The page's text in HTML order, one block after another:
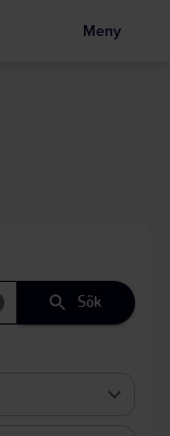
Meny
Sök